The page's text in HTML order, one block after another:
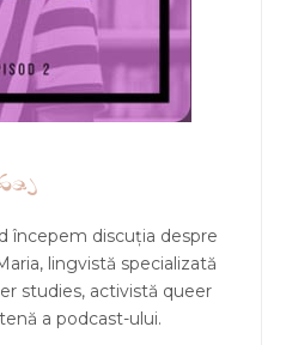
începem discuția despre
lingvistă specializată
studies, activistă queer
a podcast-ului.